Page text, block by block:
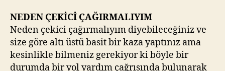
NEDEN ÇEKİCİ ÇAĞIRMALIYIM
Neden çekici çağırmalıyım diyebileceğiniz ve
size göre altı üstü basit bir kaza yaptınız ama
kesinlikle bilmeniz gerekiyor ki böyle bir
durumda bir yol yardım çağrısında bulunarak